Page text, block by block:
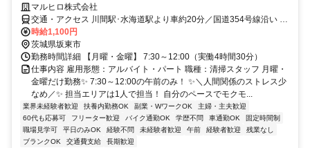
マルヒロ株式会社
交通・アクセス 川間駅･水海道駅より車約20分／国道354号線沿い ★
車通勤OK！
時給1,100円
茨城県坂東市
勤務時間詳細 【月曜・金曜】 7:30～12:00（実働4時間30分）
仕事内容 雇用形態：アルバイト・パート 職種：清掃スタッフ 月曜・
金曜だけ勤務✨ 7:30～12:00の午前のみ！ ✨＼人間関係のストレス少
なめ／✨ 担当エリアは1人で担当！ 自分のペースでモクモ...
業界未経験者歓迎 扶養内勤務OK 副業・WワークOK
主婦・主夫歓迎
60代も応募可
フリーター歓迎 バイク通勤OK 学歴不問 車通勤OK
固定時間制
職場見学可
平日のみOK 経験不問 未経験者歓迎 午前 経験者歓迎
残業なし
ブランクOK
交通費支給 長期歓迎